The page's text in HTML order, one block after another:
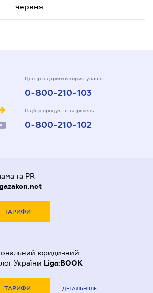
червня
Центр підтримки користувачів
0-800-210-103
Підбір продуктів та рішень
0-800-210-102
та PR
ТАРИФИ
юридичний
України Liga:BOOK
ТАРИФИ ДЕТАЛЬНІШЕ